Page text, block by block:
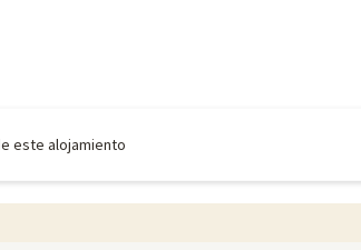
este alojamiento